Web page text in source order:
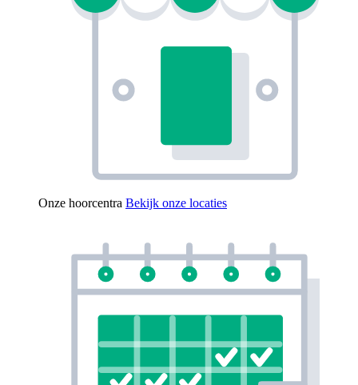
Onze hoorcentra Bekijk onze locaties